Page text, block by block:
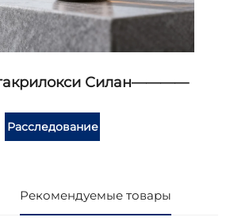
Силан————
Расследование
Рекомендуемые товары